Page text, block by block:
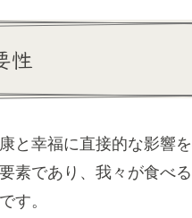
性
と幸福に直接的な影響
素であり、我々が食べ
す。